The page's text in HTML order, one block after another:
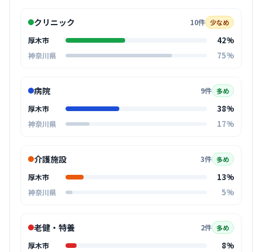
クリニック 10件 少なめ
厚木市 42%
神奈川県 75%
病院 9件 多め
厚木市 38%
神奈川県 17%
介護施設 3件 多め
厚木市 13%
神奈川県 5%
老健・特養 2件 多め
厚木市 8%